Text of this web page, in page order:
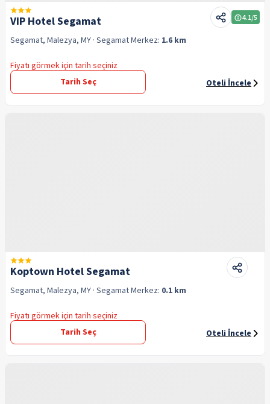
VIP Hotel Segamat 4.1/5
Segamat, Malezya, MY · SegamatMerkez: 1.6 km
Fiyatı görmek için tarih seçiniz
Tarih Seç
Oteli İncele
Koptown Hotel Segamat
Segamat, Malezya, MY · SegamatMerkez: 0.1 km
Fiyatı görmek için tarih seçiniz
Tarih Seç
Oteli İncele